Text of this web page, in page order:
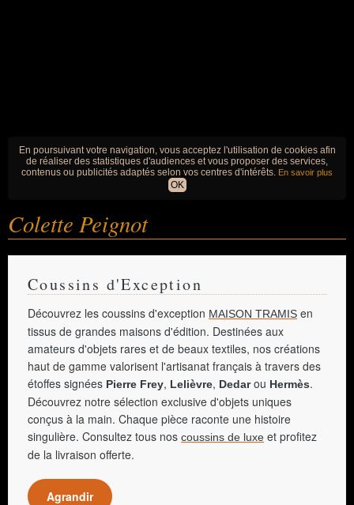
En poursuivant votre navigation, vous acceptez l'utilisation de cookies afin
de réaliser des statistiques d'audiences et vous proposer des services,
contenus ou publicités adaptés selon vos centres d'intérêts. En savoir plus
OK
Colette Peignot
Coussins d'Exception
Découvrez les coussins d'exception MAISON TRAMIS en
tissus de grandes maisons d'édition. Destinées aux
amateurs d'objets rares et de beaux textiles, nos créations
haut de gamme valorisent l'artisanat français à travers des
étoffes signées Pierre Frey, Lelièvre, Dedarou Hermès.
Découvrez notre sélection exclusive d'objets uniques
conçus à la main. Chaque pièce raconte une histoire
singulière. Consultez tous nos coussins de luxe et profitez
de la livraison offerte.
Agrandir